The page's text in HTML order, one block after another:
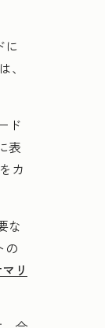
に
、
ド
表
カ
な
の
リ